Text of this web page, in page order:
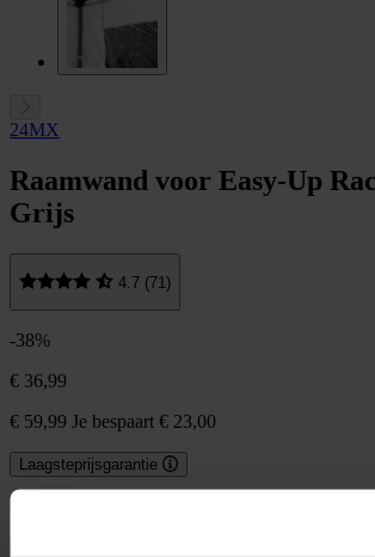
24MX
Raamwand voor Easy-Up
Grijs
4.7 (71)
-38%
€ 36,99
€ 59,99 Je bespaart € 23,00
Laagsteprijsgarantie